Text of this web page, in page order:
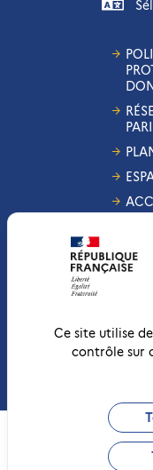
Ce site utilise
contrôle sur